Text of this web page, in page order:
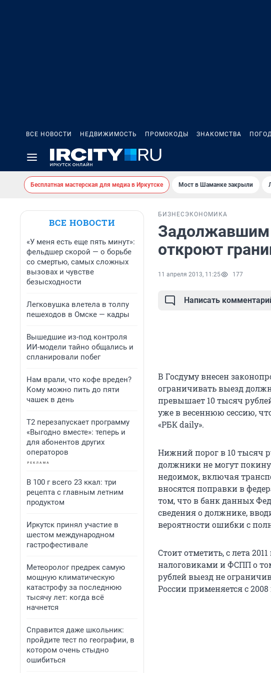
ВСЕ НОВОСТИ НЕДВИЖИМОСТЬ ПРОМОКОДЫ ЗНАКОМСТВА
Бесплатная мастерская для медиа в Иркутске Мост в Шаманке закрыли
ВСЕ НОВОСТИ
«У меня есть еще пять минут»:
фельдшер скорой — о борьбе
со смертью, самых сложных
вызовах и чувстве
безысходности
Легковушка влетела в толпу
пешеходов в Омске — кадры
Вышедшие из-под контроля
ИИ-модели тайно общались и
спланировали побег
Нам врали, что кофе вреден?
Кому можно пить до пяти
чашек в день
Т2 перезапускает программу
«Выгодно вместе»: теперь и
для абонентов других
операторов
В 100 г всего 23 ккал: три
рецепта с главным летним
продуктом
Иркутск принял участие в
шестом международном
гастрофестивале
Метеоролог предрек самую
мощную климатическую
катастрофу за последнюю
тысячу лет: когда всё
начнется
Справится даже школьник:
пройдите тест по географии, в
котором очень стыдно
ошибиться
БИЗНЕС ЭКОНОМИКА
Задолжавшим
откроют
11 апреля 2013, 11:25 177
Написать
В Госдуму внесен
ограничивать выезд
превышает 10 тысяч
уже в весеннюю сессию,
«РБК daily».
Нижний порог в 10 тысяч
должники не могут
недоимок, включая
вносятся поправки в
том, что в банк данных
сведения о должнике,
вероятности ошибки с
Стоит отметить, с лета
налоговиками и ФСПП о
рублей выезд не
России применяется с